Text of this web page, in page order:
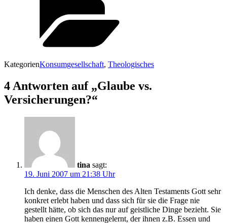
KategorienKonsumgesellschaft, Theologisches
4 Antworten auf „Glaube vs.
Versicherungen?“
tina sagt:
19. Juni 2007 um 21:38 Uhr
Ich denke, dass die Menschen des Alten Testaments Gott sehr
konkret erlebt haben und dass sich für sie die Frage nie
gestellt hätte, ob sich das nur auf geistliche Dinge bezieht. Sie
haben einen Gott kennengelernt, der ihnen z.B. Essen und